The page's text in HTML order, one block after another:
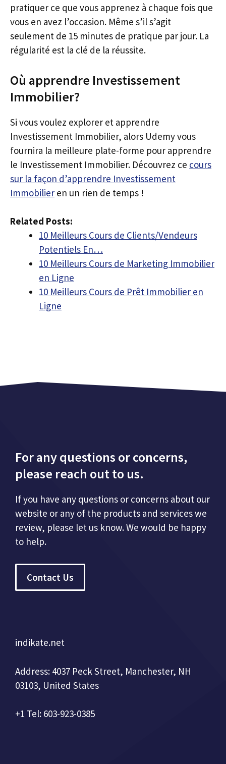
pratiquer ce que vous apprenez à chaque fois que
vous en avez l’occasion. Même s’il s’agit
seulement de 15 minutes de pratique par jour. La
régularité est la clé de la réussite.
Où apprendre Investissement
Immobilier?
Si vous voulez explorer et apprendre
Investissement Immobilier, alors Udemy vous
fournira la meilleure plate-forme pour apprendre
le Investissement Immobilier. Découvrez ce cours
sur la façon d’apprendre Investissement
Immobilier en un rien de temps !
Related Posts:
10 Meilleurs Cours de Clients/Vendeurs
Potentiels En…
10 Meilleurs Cours de Marketing Immobilier
en Ligne
10 Meilleurs Cours de Prêt Immobilier en
Ligne
For any questions or concerns,
please reach out to us.
If you have any questions or concerns about our
website or any of the products and services we
review, please let us know. We would be happy
to help.
Contact Us
indikate.net
Address: 4037 Peck Street, Manchester, NH
03103, United States
+1 Tel: 603-923-0385